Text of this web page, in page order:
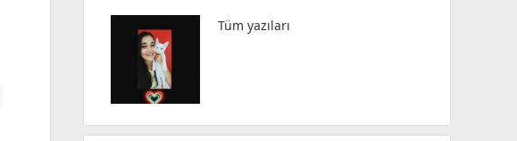
Tüm yazıları